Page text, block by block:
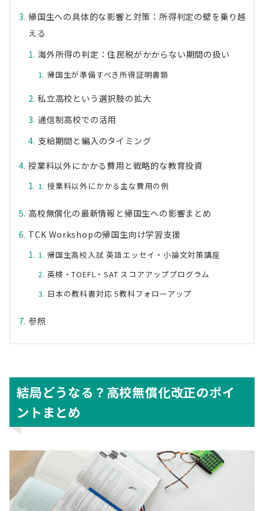
帰国生への具体的な影響と対策：所得判定の壁を乗り越
える
海外所得の判定：住民税がかからない期間の扱い
帰国生が準備すべき所得証明書類
私立高校という選択肢の拡大
通信制高校での活用
支給期間と編入のタイミング
授業料以外にかかる費用と戦略的な教育投資
授業料以外にかかる主な費用の例
高校無償化の最新情報と帰国生への影響まとめ
TCK Workshopの帰国生向け学習支援
帰国生高校入試 英語エッセイ・小論文対策講座
英検・TOEFL・SAT スコアアッププログラム
日本の教科書対応 5教科フォローアップ
参照
結局どうなる？高校無償化改正のポイ
ントまとめ